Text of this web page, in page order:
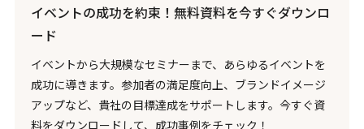
イベントの成功を約束！無料資料を今すぐダウンロ
ード
イベントから大規模なセミナーまで、あらゆるイベントを
成功に導きます。参加者の満足度向上、ブランドイメージ
アップなど、貴社の目標達成をサポートします。今すぐ資
料をダウンロードして、成功事例をチェック！